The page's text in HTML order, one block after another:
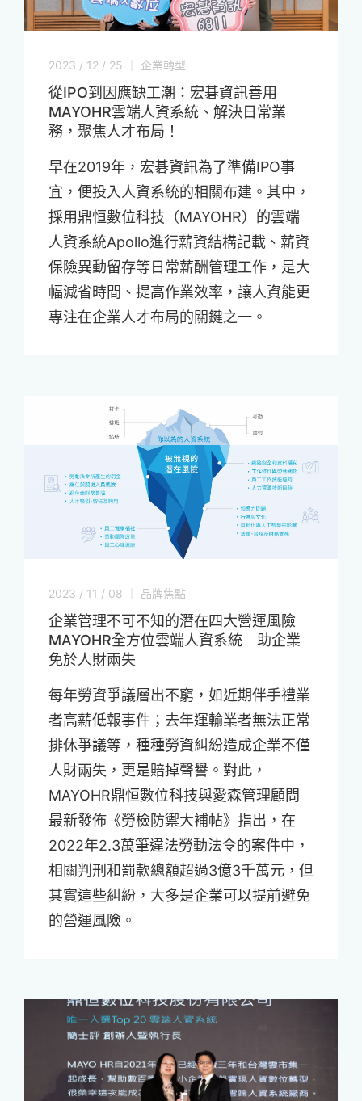
2023 / 12 / 25 ｜ 企業轉型
從IPO到因應缺工潮：宏碁資訊善用
MAYOHR雲端人資系統、解決日常業
務，聚焦人才布局！
早在2019年，宏碁資訊為了準備IPO事
宜，便投入人資系統的相關布建。其中，
採用鼎恒數位科技（MAYOHR）的雲端
人資系統Apollo進行薪資結構記載、薪資
保險異動留存等日常薪酬管理工作，是大
幅減省時間、提高作業效率，讓人資能更
專注在企業人才布局的關鍵之一。
2023 / 11 / 08 ｜ 品牌焦點
企業管理不可不知的潛在四大營運風險
MAYOHR全方位雲端人資系統 助企業
免於人財兩失
每年勞資爭議層出不窮，如近期伴手禮業
者高薪低報事件；去年運輸業者無法正常
排休爭議等，種種勞資糾紛造成企業不僅
人財兩失，更是賠掉聲譽。對此，
MAYOHR鼎恒數位科技與愛森管理顧問
最新發佈《勞檢防禦大補帖》指出，在
2022年2.3萬筆違法勞動法令的案件中，
相關判刑和罰款總額超過3億3千萬元，但
其實這些糾紛，大多是企業可以提前避免
的營運風險。